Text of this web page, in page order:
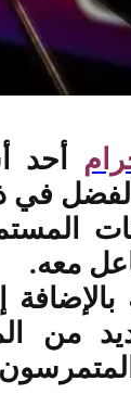
أحد
الفضل في
معه.
من